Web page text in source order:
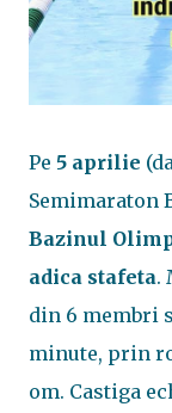
Pe 5 aprilie
Semimaraton
Bazinul
adica stafeta.
din 6 membri
minute, prin
om. Castiga